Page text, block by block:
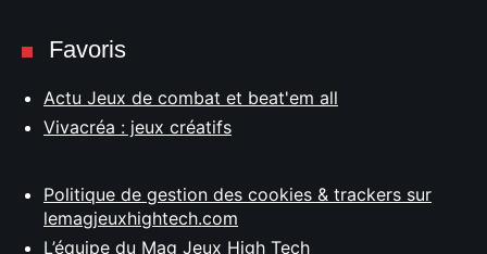
Favoris
Actu Jeux de combat et beat'em all
Vivacréa : jeux créatifs
Politique de gestion des cookies & trackers sur
lemagjeuxhightech.com
L’équipe du Mag Jeux High Tech